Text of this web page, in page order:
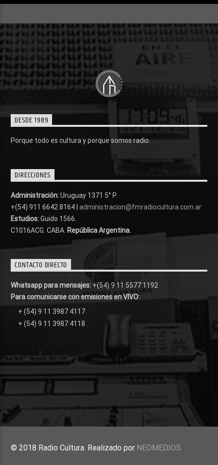
DESDE 1989
Porque todo es cultura y porque somos radio.
DIRECCIONES
Administración:Uruguay 1371 5° P.
+(54) 911 6642 8164 | administracion@fmradiocultura.com.ar
Estudios:Guido 1566.
C1016ACG . CABA. República Argentina.
CONTACTO DIRECTO
Whatsapp para mensajes: +(54) 9 11 5577 1192
Para comunicarse con emisiones en VIVO:
+ (54) 9 11 3987 4117
+ (54) 9 11 3987 4118
© 2018 Radio Cultura. Realizado por NEOMEDIOS